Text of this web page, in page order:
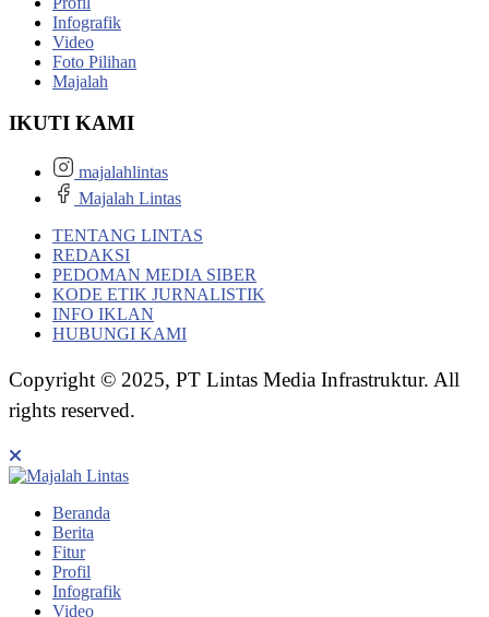
Infografik
Video
Foto Pilihan
Majalah
IKUTI KAMI
majalahlintas
Majalah Lintas
TENTANG LINTAS
REDAKSI
PEDOMAN MEDIA SIBER
KODE ETIK JURNALISTIK
INFO IKLAN
HUBUNGI KAMI
Copyright © 2025, PT Lintas Media Infrastruktur. All
rights reserved.
Beranda
Berita
Fitur
Profil
Infografik
Video